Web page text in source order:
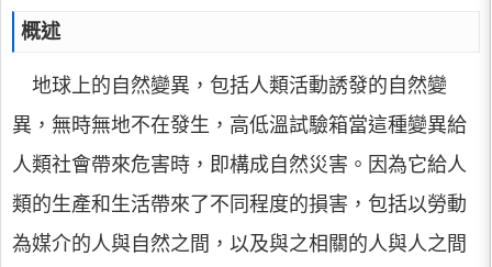
概述
地球上的自然變異，包括人類活動誘發的自然變
異，無時無地不在發生，高低溫試驗箱當這種變異給
人類社會帶來危害時，即構成自然災害。因為它給人
類的生產和生活帶來了不同程度的損害，包括以勞動
為媒介的人與自然之間，以及與之相關的人與人之間